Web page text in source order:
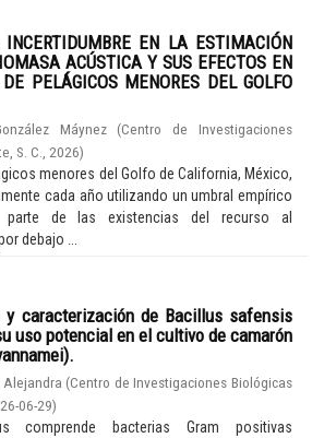
EN LA ESTIMACIÓN
ACÚSTICA Y SUS EFECTOS EN
PELÁGICOS MENORES DEL GOLFO
Máynez (Centro de Investigaciones
S. C.
2026)
menores del Golfo de California, México,
cada año utilizando un umbral empírico
parte de las existencias del recurso al
debajo ...
y caracterización de Bacillus safensis
uso potencial en el cultivo de camarón
(Centro de Investigaciones Biológicas
06-29)
comprende bacterias Gram positivas